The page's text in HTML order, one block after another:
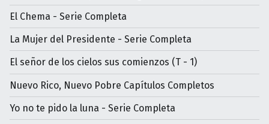
El Chema - Serie Completa
La Mujer del Presidente - Serie Completa
El señor de los cielos sus comienzos (T - 1)
Nuevo Rico, Nuevo Pobre Capítulos Completos
Yo no te pido la luna - Serie Completa